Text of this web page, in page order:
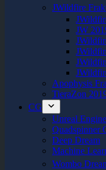
JWildfire
JW
Apophysis
TieraZon
CG
Unreal
Quadspinner
Deep Dream
Machine
Wombo